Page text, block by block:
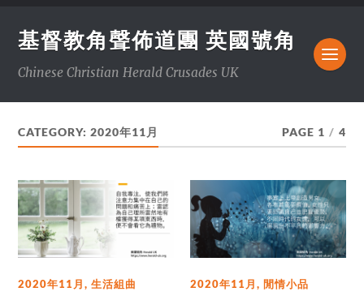
基督教角聲佈道團 英國號角
Chinese Christian Herald Crusades UK
CATEGORY:2020年11月 PAGE 1 / 4
2020年11月,生活組曲 2020年11月, 閒情小品